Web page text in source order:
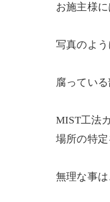
お施主様
写真のよ
腐ってい
MIST工法
場所の特定
無理な事